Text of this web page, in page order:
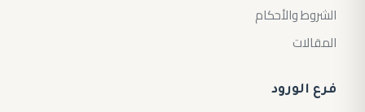
الشروط والأحكام
المقالات
فرع الورود